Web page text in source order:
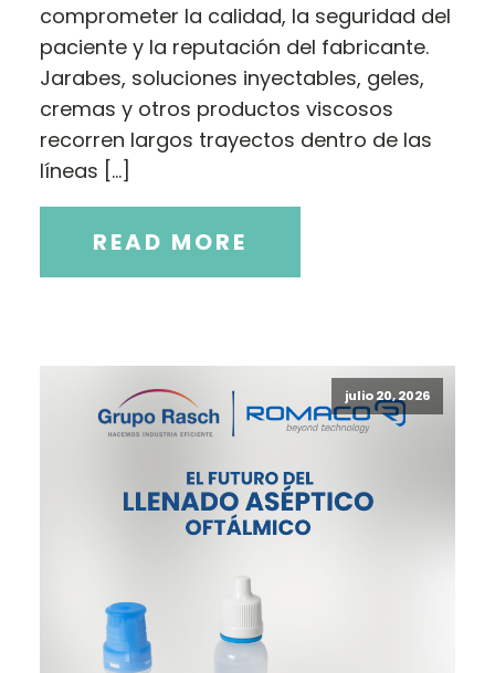
comprometer la calidad, la seguridad del
paciente y la reputación del fabricante.
Jarabes, soluciones inyectables, geles,
cremas y otros productos viscosos
recorren largos trayectos dentro de las
líneas […]
READ MORE
julio 20, 2026